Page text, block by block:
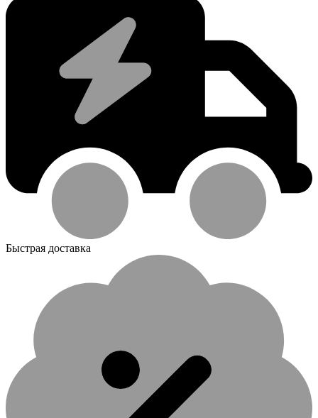
Быстрая доставка